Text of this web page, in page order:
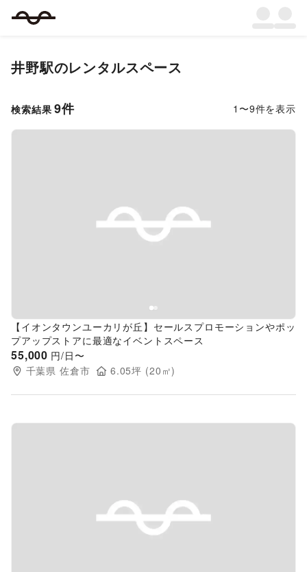
井野駅のレンタルスペース
検索結果 9件 1 〜9件を表示
Previous slide
【イオンタウンユーカリが丘】セールスプロモーションやポッ
プアップストアに最適なイベントスペース
55,000 円/日〜
千葉県 佐倉市 6.05坪 (20 ㎡)
Previous slide